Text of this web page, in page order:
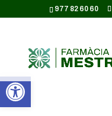
Obre la barra d'eines
CODI GOOGLE ANALYTICS:
977 82 60 60